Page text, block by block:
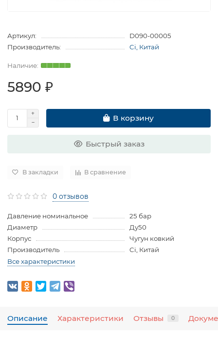
Артикул:
D090-00005
Производитель:
Ci, Китай
5890 ₽
В корзину
Быстрый заказ
В закладки В сравнение
0 отзывов
Давление номинальное
25 бар
Диаметр
Ду50
Корпус
Чугун ковкий
Производитель
Ci, Китай
Все характеристики
Описание Характеристики Отзывы 0